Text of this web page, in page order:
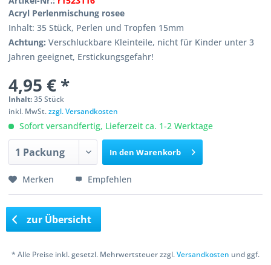
Acryl Perlenmischung rosee
Inhalt: 35 Stück, Perlen und Tropfen 15mm
Achtung: Verschluckbare Kleinteile, nicht für Kinder unter 3
Jahren geeignet, Erstickungsgefahr!
4,95 € *
Inhalt:35 Stück
inkl. MwSt.zzgl. Versandkosten
Sofort versandfertig, Lieferzeit ca. 1-2 Werktage
In den Warenkorb
Merken Empfehlen
zur Übersicht
* Alle Preise inkl. gesetzl. Mehrwertsteuer zzgl.Versandkosten und ggf.